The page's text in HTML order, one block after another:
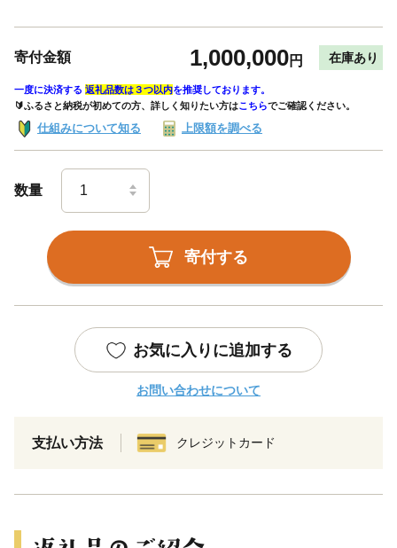
寄付金額 1,000,000円 在庫あり
一度に決済する 返礼品数は３つ以内を推奨しております。
🔰ふるさと納税が初めての方、詳しく知りたい方はこちらでご確認ください。
仕組みについて知る 上限額を調べる
数量
寄付する
お気に入りに追加する
お問い合わせについて
支払い方法 クレジットカード